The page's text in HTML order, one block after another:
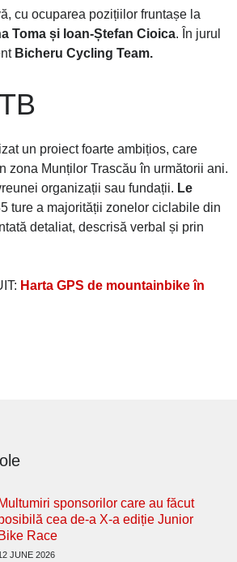
cu ocuparea pozițiilor fruntașe la
Toma și Ioan-Ștefan Cioica. În jurul
Bicheru Cycling Team.
un proiect foarte ambițios, care
zona Munților Trascău în următorii ani.
organizații sau fundații. Le
ture a majorității zonelor ciclabile din
detaliat, descrisă verbal și prin
Harta GPS de mountainbike în
Multumiri sponsorilor care au făcut
cea de-a X-a ediție Junior
Bike Race
JUNE 2026